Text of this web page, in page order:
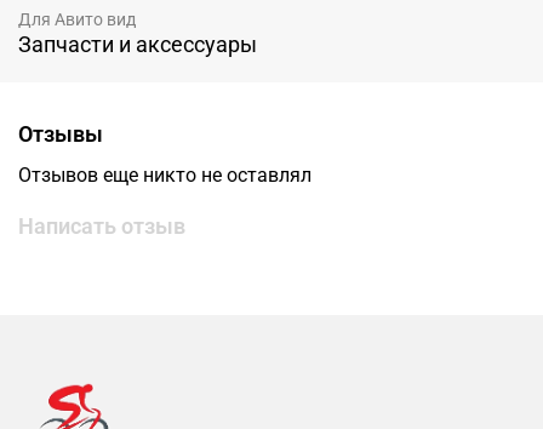
Для Авито вид
Запчасти и аксессуары
Отзывы
Отзывов еще никто не оставлял
Написать отзыв